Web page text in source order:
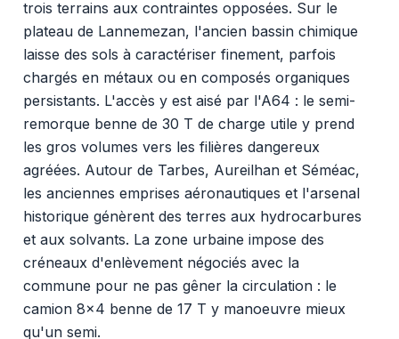
trois terrains aux contraintes opposées. Sur le
plateau de Lannemezan, l'ancien bassin chimique
laisse des sols à caractériser finement, parfois
chargés en métaux ou en composés organiques
persistants. L'accès y est aisé par l'A64 : le semi-
remorque benne de 30 T de charge utile y prend
les gros volumes vers les filières dangereux
agréées. Autour de Tarbes, Aureilhan et Séméac,
les anciennes emprises aéronautiques et l'arsenal
historique génèrent des terres aux hydrocarbures
et aux solvants. La zone urbaine impose des
créneaux d'enlèvement négociés avec la
commune pour ne pas gêner la circulation : le
camion 8x4 benne de 17 T y manoeuvre mieux
qu'un semi.